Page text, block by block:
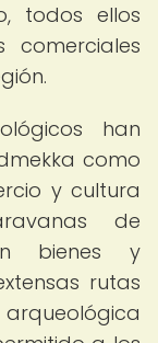
todos ellos
comerciales
han
como
y cultura
de
bienes y
rutas